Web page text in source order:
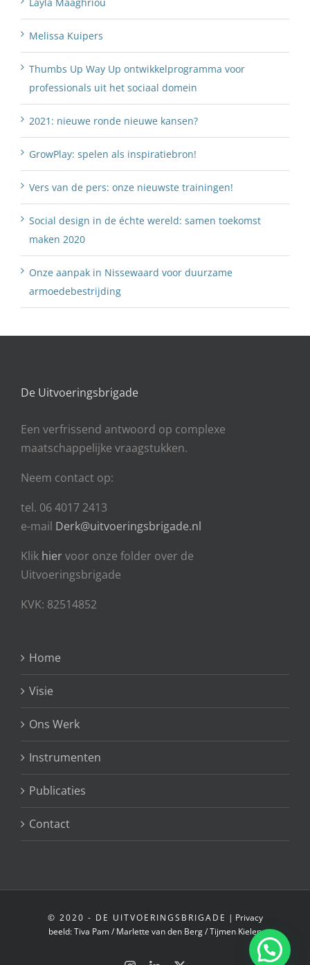
Layla Maaghriou
Melissa Kuipers
Thumbs Up Way Up ontwikkelprogramma voor
professionals uit het sociaal domein
2021: nieuwe ronde nieuwe kansen?
GrowPlay: spelen als inspiratiebron!
Vers van de pers: onze nieuwste trainingen!
Social design in de échte wereld: samen toekomst
maken 2020
Onze aanpak in Nissewaard voor duurzame
armoedebestrijding
De Uitvoeringsbrigade
Een verfrissend antwoord op complexe
maatschappelijke vraagstukken.
Neem contact op:
tel. 06 4017 2413
e-mail Derk@uitvoeringsbrigade.nl
Klik hiervoor onze folder over de
Uitvoeringsbrigade
KVK: 82514852
Home
Visie
Ons Werk
Instrumenten
Publicaties
Contact
© 2020 - DE UITVOERINGSBRIGADE | Privacy
beeld:Tiva Pam/ Marlette van den Berg/Tijmen Kielen